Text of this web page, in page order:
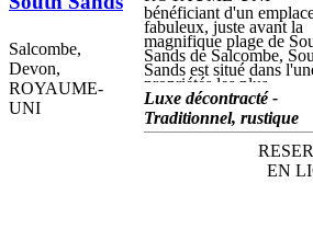
Salcombe,
Devon,
ROYAUME-
UNI
bénéficiant d'un
fabuleux, juste avant la
magnifique plage de
Sands de Salcombe,
Sands est situé dans
propriétés les plus
emblématiques de la ville.
après une histoire
mouvementée et un
nombre de
propriétaires, cette
propriété a été sauvée
Luxe décontracté -
Traditionnel, rustique
EN